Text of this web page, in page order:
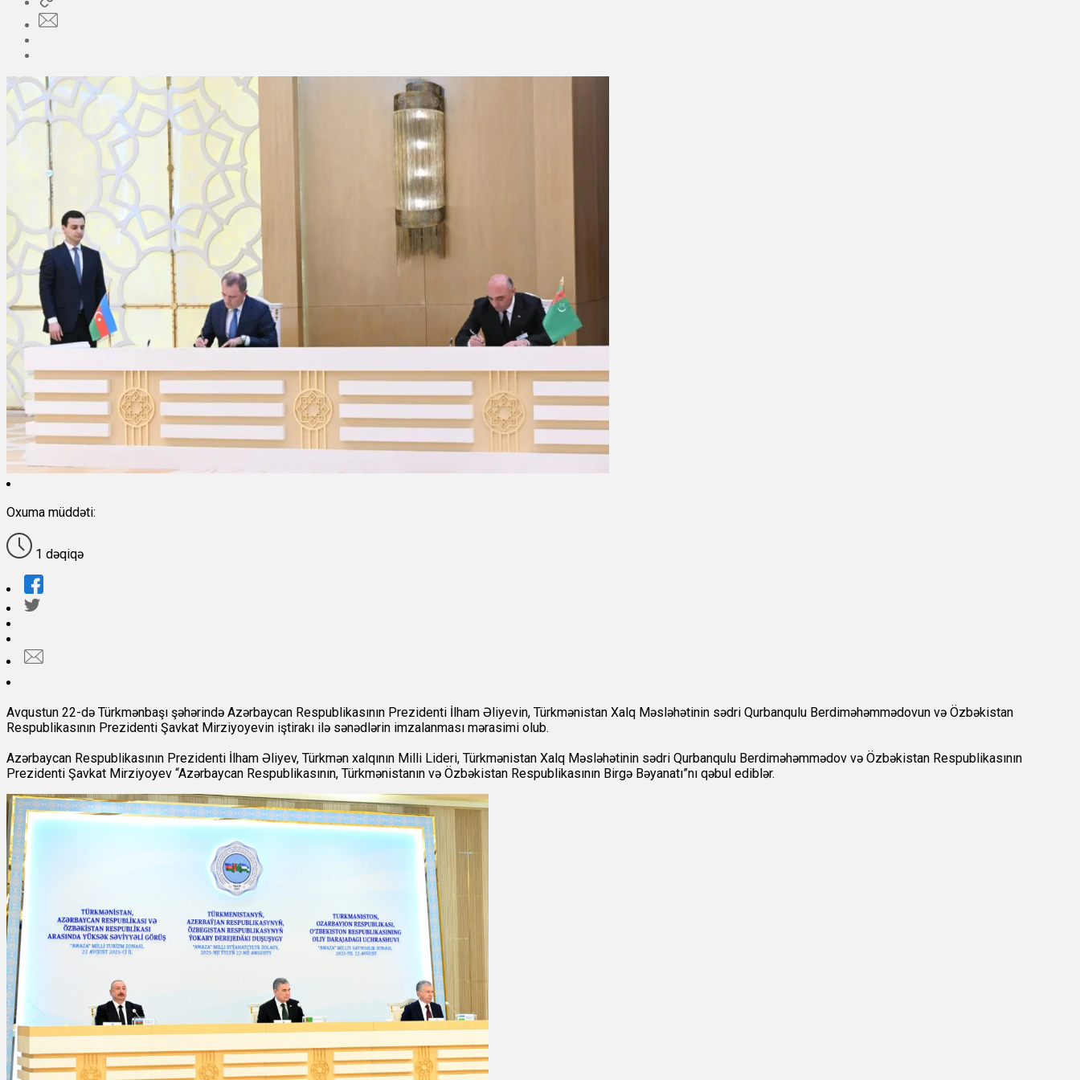
Oxuma müddəti:
1 dəqiqə
Avqustun 22-də Türkmənbaşı şəhərində Azərbaycan Respublikasının Prezidenti İlham Əliyevin, Türkmənistan Xalq Məsləhətinin sədri Qurbanqulu Berdiməhəmmədovun və Özbəkistan
Respublikasının Prezidenti Şavkat Mirziyoyevin iştirakı ilə sənədlərin imzalanması mərasimi olub.
Azərbaycan Respublikasının Prezidenti İlham Əliyev, Türkmən xalqının Milli Lideri, Türkmənistan Xalq Məsləhətinin sədri Qurbanqulu Berdiməhəmmədov və Özbəkistan Respublikasının
Prezidenti Şavkat Mirziyoyev “Azərbaycan Respublikasının, Türkmənistanın və Özbəkistan Respublikasının Birgə Bəyanatı”nı qəbul ediblər.